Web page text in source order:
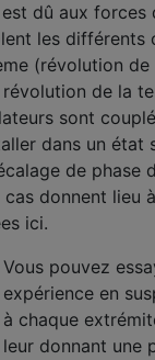
dû aux forces
les différents
(révolution
révolution de la
sont
dans un état
de phase
cas donnent lieu
ici.
Vous pouvez
expérience en
à chaque
leur donnant une